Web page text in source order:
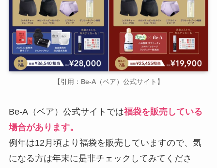
【引用：Be-A（ベア）公式サイト】
Be-A（ベア）公式サイトでは福袋を販売している
場合があります。
例年は12月頃より福袋を販売していますので、気
になる方は年末に是非チェックしてみてくださ